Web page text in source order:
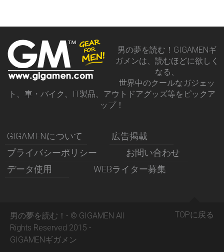
男の夢を読む！GIGAMENギ
ガメンは、読むほどに欲しく
なる、
世界中のクールなガジェッ
ト、車・バイク、IT製品、アウトドアグッズ等をピックア
ップ！
GIGAMENについて
広告掲載
プライバシーポリシー
お問い合わせ
データ使用
WEBライター募集
男の夢を読む！- © GIGAMEN All
Rights Reserved 2015 -
GIGAMENギガメン
TOPに戻る